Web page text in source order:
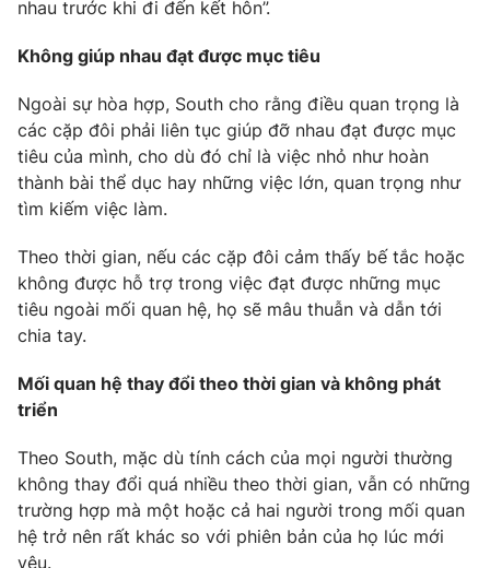
Tư vấn
Chuyên mục khác
Emagazine Podcast
Photo Infographic
Video
VTV Money VTV Thể thao
VTV Sức khoẻ
Thị trường 24h
VTV4 Vươn mình bằng AI
VTV9 VTV8
nhau trước khi đi đến kết hôn”.
Không giúp nhau đạt được mục tiêu
Ngoài sự hòa hợp, South cho rằng điều quan trọng là
các cặp đôi phải liên tục giúp đỡ nhau đạt được mục
tiêu của mình, cho dù đó chỉ là việc nhỏ như hoàn
thành bài thể dục hay những việc lớn, quan trọng như
tìm kiếm việc làm.
Theo thời gian, nếu các cặp đôi cảm thấy bế tắc hoặc
không được hỗ trợ trong việc đạt được những mục
tiêu ngoài mối quan hệ, họ sẽ mâu thuẫn và dẫn tới
chia tay.
Mối quan hệ thay đổi theo thời gian và không phát
triển
Theo South, mặc dù tính cách của mọi người thường
không thay đổi quá nhiều theo thời gian, vẫn có những
trường hợp mà một hoặc cả hai người trong mối quan
hệ trở nên rất khác so với phiên bản của họ lúc mới
yêu.